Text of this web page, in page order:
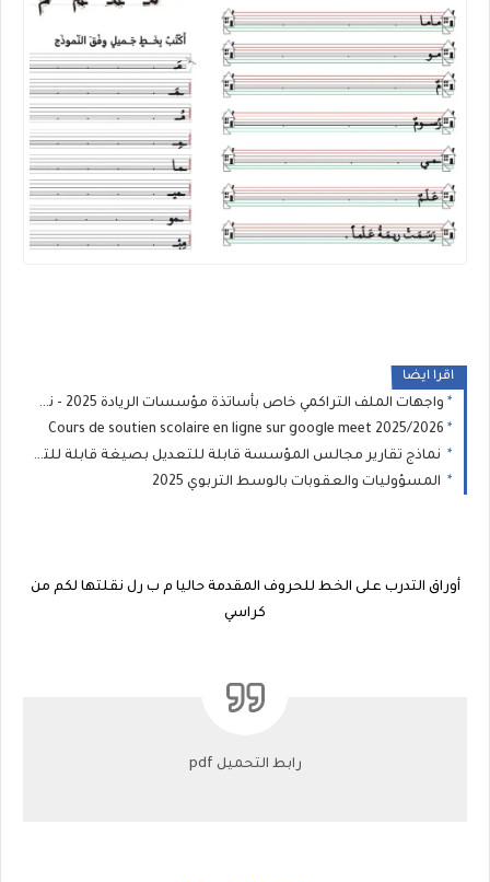
اقرا ايضا
واجهات الملف التراكمي خاص بأساتذة مؤسسات الريادة 2025 - نموذج 1
Cours de soutien scolaire en ligne sur google meet 2025/2026
نماذج تقارير مجالس المؤسسة قابلة للتعديل بصيغة قابلة للتعديل
المسؤوليات والعقوبات بالوسط التربوي 2025
أوراق التدرب على الخط للحروف المقدمة حاليا م ب رل نقلتها لكم من
كراسي
رابط التحميل pdf